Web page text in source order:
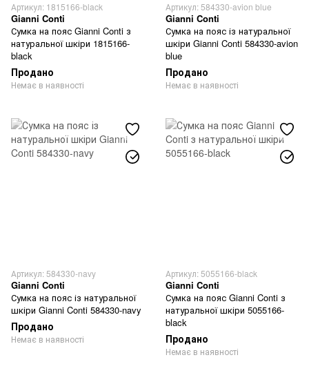
Артикул: 1815166-black
Gianni Conti
Сумка на пояс Gianni Conti з
натуральної шкіри 1815166-
black
Продано
Немає в наявності
Артикул: 584330-avion blue
Gianni Conti
Сумка на пояс із натуральної
шкіри Gianni Conti 584330-avion
blue
Продано
Немає в наявності
Артикул: 584330-navy
Gianni Conti
Сумка на пояс із натуральної
шкіри Gianni Conti 584330-navy
Продано
Немає в наявності
Артикул: 5055166-black
Gianni Conti
Сумка на пояс Gianni Conti з
натуральної шкіри 5055166-
black
Продано
Немає в наявності